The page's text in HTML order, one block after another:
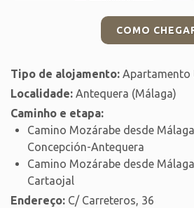
COMO
Tipo de alojamento: Apartamento
Localidade: Antequera (Málaga)
Caminho e etapa:
Camino Mozárabe desde
Concepción-Antequera
Camino Mozárabe desde
Cartaojal
Endereço: C/ Carreteros, 36